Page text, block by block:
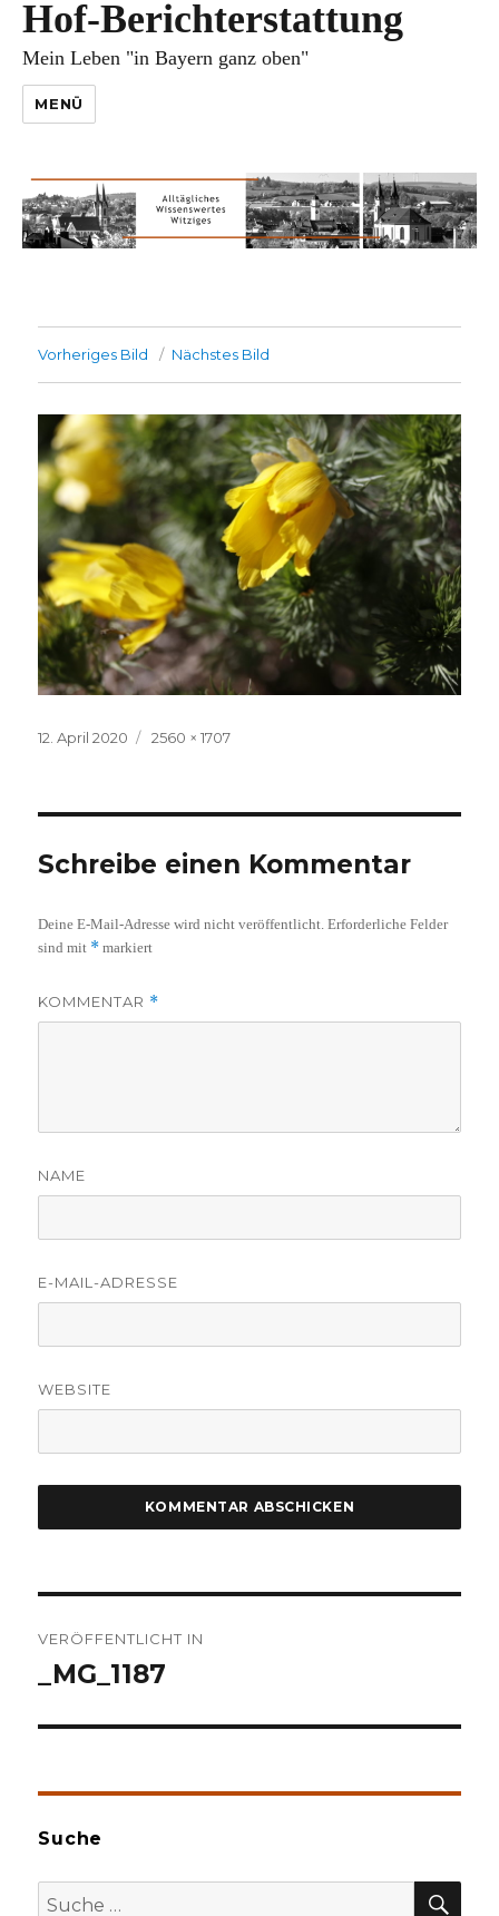
Hof-Berichterstattung
Mein Leben "in Bayern ganz oben"
MENÜ
Vorheriges Bild Nächstes Bild
Veröffentlicht
12. April 2020
Volle
2560 × 1707
Schreibe einen Kommentar
Deine E-Mail-Adresse wird nicht veröffentlicht. Erforderliche Felder
sind mit * markiert
KOMMENTAR *
NAME
E-MAIL-ADRESSE
WEBSITE
VERÖFFENTLICHT IN
_MG_1187
Suche
Suche